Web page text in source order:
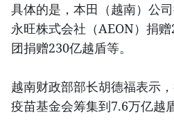
具体的是，本田（越南）公
永旺株式会社（AEON）捐
团捐赠230亿越盾等。
越南财政部部长胡德福表示
疫苗基金会筹集到7.6万亿越盾